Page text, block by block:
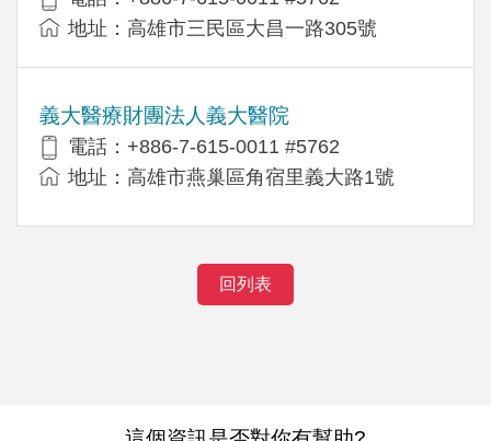
地址：高雄市三民區大昌一路305號
義大醫療財團法人義大醫院
電話：+886-7-615-0011 #5762
地址：高雄市燕巢區角宿里義大路1號
回列表